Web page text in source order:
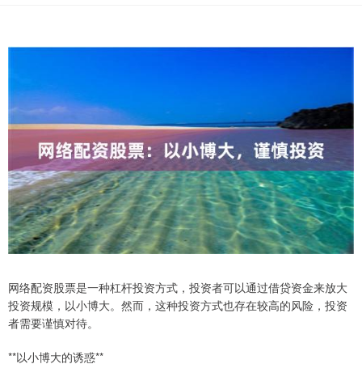
网络配资股票是一种杠杆投资方式，投资者可以通过借贷资金来放大
投资规模，以小博大。然而，这种投资方式也存在较高的风险，投资
者需要谨慎对待。
**以小博大的诱惑**